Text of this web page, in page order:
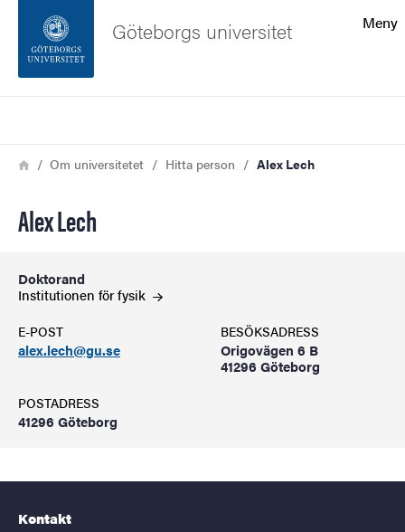
Sidfoten
Meny
Göteborgs universitet
Länkstig
HemOm universitetet Hitta person Alex Lech
Alex Lech
Doktorand
Institutionen förfysik
E-POST
alex.lech@gu.se
BESÖKSADRESS
Origovägen 6 B
41296 Göteborg
POSTADRESS
41296 Göteborg
Kontakt